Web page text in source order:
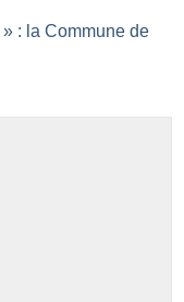
» : la Commune de